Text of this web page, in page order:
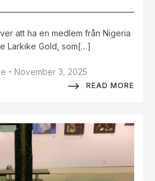
att ha en medlem från Nigeria
Larkike Gold, som[…]
- November 3, 2025
READ MORE